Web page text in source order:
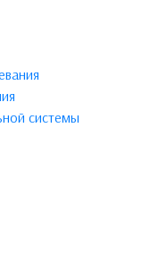
системы